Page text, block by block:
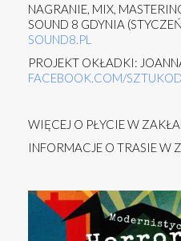
NAGRANIE, MIX,
SOUND 8 GDYNIA
SOUND8.PL
PROJEKT OKŁADKI:
FACEBOOK.COM/
WIĘCEJ O PŁYCIE W
INFORMACJE O TRASIE W